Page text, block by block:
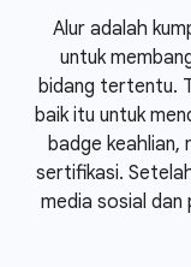
Alur adalah
untuk
bidang tertentu.
baik itu untuk
badge keahlian,
sertifikasi.
media sosial